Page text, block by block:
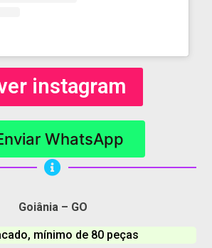
instagram
WhatsApp
Goiânia – GO
mínimo de 80 peças